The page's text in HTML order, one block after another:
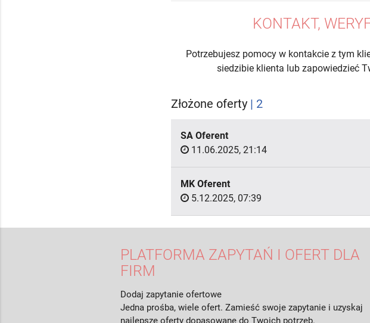
KONTAKT,
Potrzebujesz pomocy w kontakcie z tym
siedzibie klienta lub zapowiedzieć
Złożone oferty | 2
SA Oferent
11.06.2025, 21:14
MK Oferent
5.12.2025, 07:39
PLATFORMA ZAPYTAŃ I OFERT DLA
FIRM
Dodaj zapytanie ofertowe
Jedna prośba, wiele ofert. Zamieść swoje zapytanie i uzyskaj